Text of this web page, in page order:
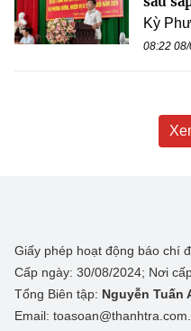
Kỳ
08:22
Giấy phép hoạt động báo chí
Cấp ngày: 30/08/2024; Nơi
Tổng Biên tập: Nguyễn Tuấn
Email: